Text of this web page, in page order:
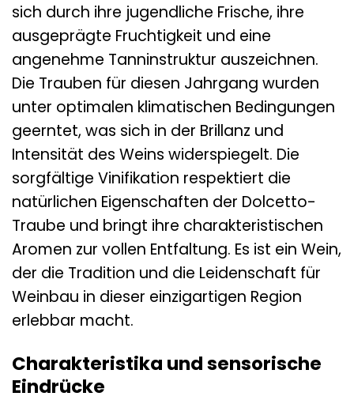
sich durch ihre jugendliche Frische, ihre
ausgeprägte Fruchtigkeit und eine
angenehme Tanninstruktur auszeichnen.
Die Trauben für diesen Jahrgang wurden
unter optimalen klimatischen Bedingungen
geerntet, was sich in der Brillanz und
Intensität des Weins widerspiegelt. Die
sorgfältige Vinifikation respektiert die
natürlichen Eigenschaften der Dolcetto-
Traube und bringt ihre charakteristischen
Aromen zur vollen Entfaltung. Es ist ein Wein,
der die Tradition und die Leidenschaft für
Weinbau in dieser einzigartigen Region
erlebbar macht.
Charakteristika und sensorische
Eindrücke